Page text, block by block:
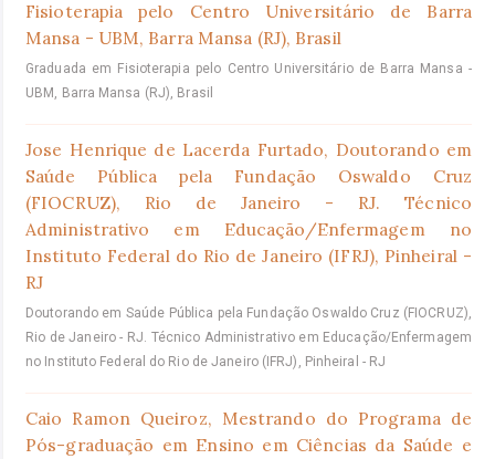
Fisioterapia pelo Centro Universitário de Barra
Mansa - UBM, Barra Mansa (RJ), Brasil
Graduada em Fisioterapia pelo Centro Universitário de Barra Mansa -
UBM, Barra Mansa (RJ), Brasil
Jose Henrique de Lacerda Furtado, Doutorando em
Saúde Pública pela Fundação Oswaldo Cruz
(FIOCRUZ), Rio de Janeiro - RJ. Técnico
Administrativo em Educação/Enfermagem no
Instituto Federal do Rio de Janeiro (IFRJ), Pinheiral -
RJ
Doutorando em Saúde Pública pela Fundação Oswaldo Cruz (FIOCRUZ),
Rio de Janeiro - RJ. Técnico Administrativo em Educação/Enfermagem
no Instituto Federal do Rio de Janeiro (IFRJ), Pinheiral - RJ
Caio Ramon Queiroz, Mestrando do Programa de
Pós-graduação em Ensino em Ciências da Saúde e